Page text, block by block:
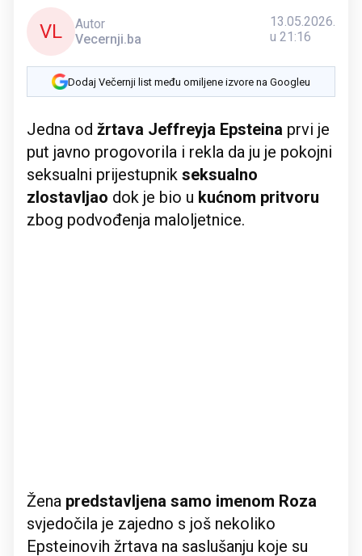
VL
Autor
Vecernji.ba
13.05.2026.
u 21:16
Dodaj Večernji list među omiljene izvore na Googleu
Jedna od žrtava Jeffreyja Epsteina prvi je
put javno progovorila i rekla da ju je pokojni
seksualni prijestupnik seksualno
zlostavljao dok je bio u kućnom pritvoru
zbog podvođenja maloljetnice.
Žena predstavljena samo imenom Roza
svjedočila je zajedno s još nekoliko
Epsteinovih žrtava na saslušanju koje su